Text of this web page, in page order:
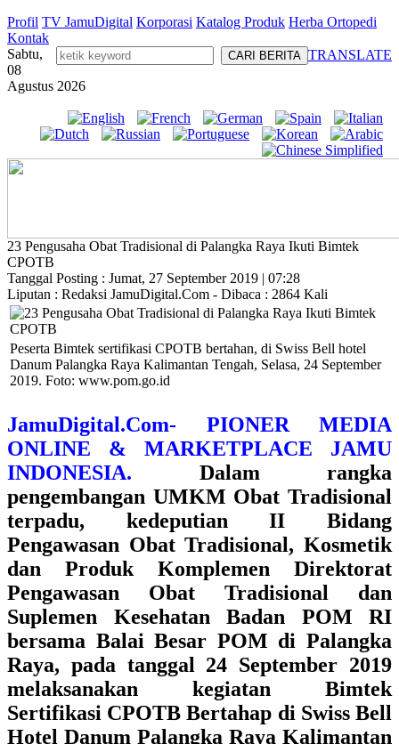
Profil TV JamuDigital Korporasi Katalog Produk Herba Ortopedi
Kontak
TRANSLATE
Sabtu,
08
Agustus 2026
23 Pengusaha Obat Tradisional di Palangka Raya Ikuti Bimtek
CPOTB
Tanggal Posting : Jumat, 27 September 2019 | 07:28
Liputan : Redaksi JamuDigital.Com - Dibaca : 2864 Kali
Peserta Bimtek sertifikasi CPOTB bertahan, di Swiss Bell hotel
Danum Palangka Raya Kalimantan Tengah, Selasa, 24 September
2019. Foto: www.pom.go.id
JamuDigital.Com- PIONER MEDIA
ONLINE & MARKETPLACE JAMU
INDONESIA. Dalam rangka
pengembangan UMKM Obat Tradisional
terpadu, kedeputian II Bidang
Pengawasan Obat Tradisional, Kosmetik
dan Produk Komplemen Direktorat
Pengawasan Obat Tradisional dan
Suplemen Kesehatan Badan POM RI
bersama Balai Besar POM di Palangka
Raya, pada tanggal 24 September 2019
melaksanakan kegiatan Bimtek
Sertifikasi CPOTB Bertahap di Swiss Bell
Hotel Danum Palangka Raya Kalimantan